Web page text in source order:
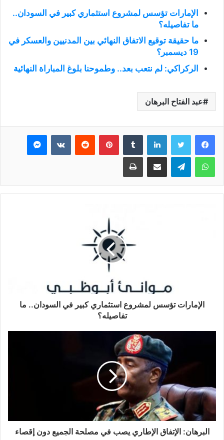
الإمارات تؤسس لمشروع استثماري كبير في السودان..
ما تفاصيله؟
ما حقيقة توقيع الاتفاق النهائي بين المدنيين والعسكر في
19 ديسمبر؟
الركراكي: لم نتعب بعد.. وطموحنا بلوغ المباراة النهائية
عبد الفتاح البرهان
فيسبوك تويتر لينكدإن بينتيريست ماسنجر
واتساب تيلقرام مشاركة عبر البريد طباعة
الإمارات تؤسس لمشروع استثماري كبير في السودان.. ما
تفاصيله؟
البرهان: الإتفاق الإطاري يصب في مصلحة الجميع دون إقصاء